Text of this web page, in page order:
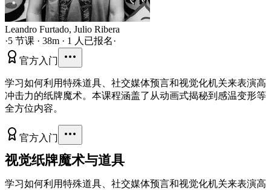
Leandro Furtado, Julio Ribera
·5 节课 · 38m · 1 人已报名·
官方入门
学习如何利用特殊道具、社交媒体预言和视觉化机关来表演高
冲击力的纸牌魔术。本课程涵盖了从动画式揭秘到感温变形等
全方位内容。
官方入门
视觉纸牌魔术与道具
学习如何利用特殊道具、社交媒体预言和视觉化机关来表演高